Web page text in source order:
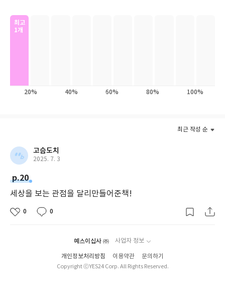
최고
1개
20% 40% 60% 80% 100%
최근 작성 순
고슴도치
2025. 7. 3
p.20
세상을 보는 관점을 달리만들어준책!
0 0
예스이십사 ㈜ 사업자 정보
개인정보처리방침 이용약관
문의하기
Copyright ⓒYES24 Corp. All Rights Reserved.